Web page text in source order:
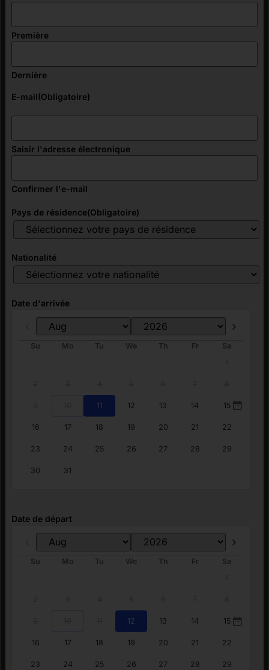
Première
Dernière
E-mail(Obligatoire)
Saisir l'adresse électronique
Confirmer l'e-mail
Pays de résidence(Obligatoire)
Nationalité
Date d'arrivée
Next
Su Mo Tu We Th Fr
Sa
11 12 13 14 15
16 17 18 19 20 21 22
23 24 25 26 27 28 29
30 31
Date de départ
Next
Su Mo Tu We Th Fr
Sa
12 13 14 15
16 17 18 19 20 21 22
23 24 25 26 27 28 29